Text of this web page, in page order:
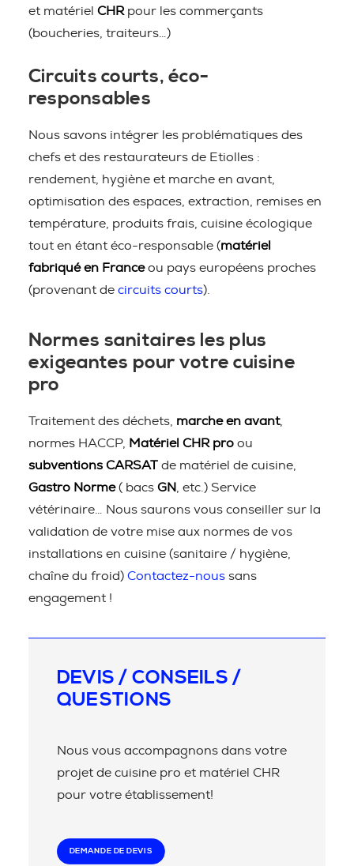
et matériel CHR pour les commerçants
(boucheries, traiteurs…)
Circuits courts, éco-
responsables
Nous savons intégrer les problématiques des
chefs et des restaurateurs de Etiolles :
rendement, hygiène et marche en avant,
optimisation des espaces, extraction, remises en
température, produits frais, cuisine écologique
tout en étant éco-responsable (matériel
fabriqué en Franceou pays européens proches
(provenant de circuits courts).
Normes sanitaires les plus
exigeantes pour votre cuisine
pro
Traitement des déchets, marche en avant,
normes HACCP,
Matériel CHR pro ou
subventions CARSAT de matériel de cuisine,
Gastro Norme( bacs GN
, etc.) Service
vétérinaire… Nous saurons vous conseiller sur la
validation de votre mise aux normes de vos
installations en cuisine (sanitaire / hygiène,
chaîne du froid) Contactez-nous sans
engagement !
DEVIS / CONSEILS /
QUESTIONS
Nous vous accompagnons dans votre
projet de cuisine pro et matériel CHR
pour votre établissement!
DEMANDE DE DEVIS